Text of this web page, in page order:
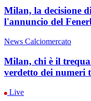
Milan, la decisione
l'annuncio del
News Calciomercato
Milan, chi è il
verdetto dei numeri
Live